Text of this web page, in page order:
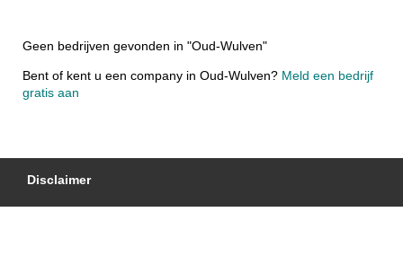
Geen bedrijven gevonden in "Oud-Wulven"
Bent of kent u een company in Oud-Wulven? Meld een bedrijf
gratis aan
Disclaimer